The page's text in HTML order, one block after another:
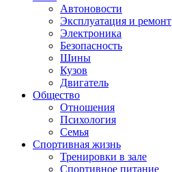
Автоновости
Эксплуатация и ремонт
Электроника
Безопасность
Шины
Кузов
Двигатель
Общество
Отношения
Психология
Семья
Спортивная жизнь
Тренировки в зале
Спортивное питание